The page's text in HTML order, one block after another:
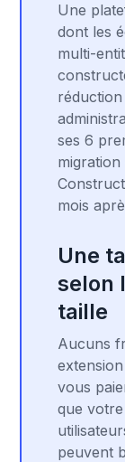
Une
dont les
multi-
ses 6
mois
Une
selon
taille
Aucuns
vous
que
peuvent